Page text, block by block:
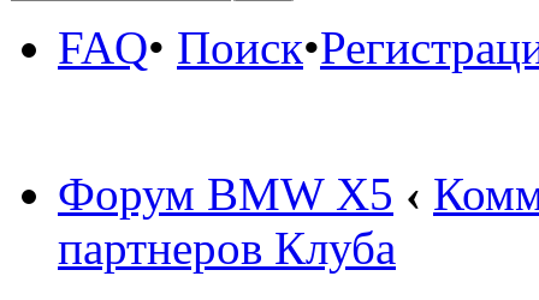
FAQ• Поиск•
Форум BMW X5 ‹
партнеров Клуба